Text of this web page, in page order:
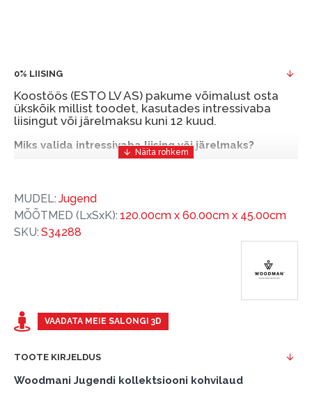
0% LIISING
Koostöös (ESTO LV AS) pakume võimalust osta
ükskõik millist toodet, kasutades intressivaba
liisingut või järelmaksu kuni 12 kuud.
Miks valida intressivaba liising või järelmaks?
teil vajalikud tooted kohe osta, kuid nende eest
hiljem tasuda.
ESTO-ga saate intressivaba liisingu või järelmaksu
eeliseid ilma esimese sissemakseta ja järelmaksu
Näide: Toote hind 300 €, periood: 12 kuud,
esimene sissemakse: 0 €, igakuine makse: 25 €,
Liisingut ja järelmaksu saate vormistada ka külastades
meie salongi Dārzciema tänaval 91, Riia, Läti.
VAADATA MEIE SALONGI 3D
TOOTE KIRJELDUS
Woodmani Jugendi kollektsiooni kohvilaud
MUDEL: Jugend
MÕÕTMED (LxSxK): 120.00cm x 60.00cm x 45.00cm
SKU: S34288